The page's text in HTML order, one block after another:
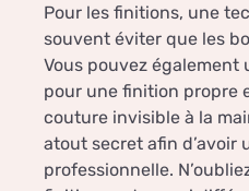
Pour les finitions, une
souvent éviter que les
Vous pouvez
pour une finition propre
couture invisible à la
atout secret afin d’avoir
professionnelle.